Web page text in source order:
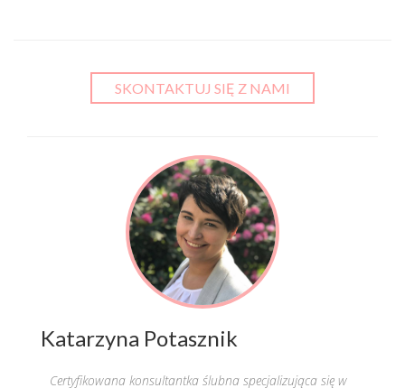
SKONTAKTUJ SIĘ Z NAMI
Katarzyna Potasznik
Certyfikowana konsultantka ślubna specjalizująca się w